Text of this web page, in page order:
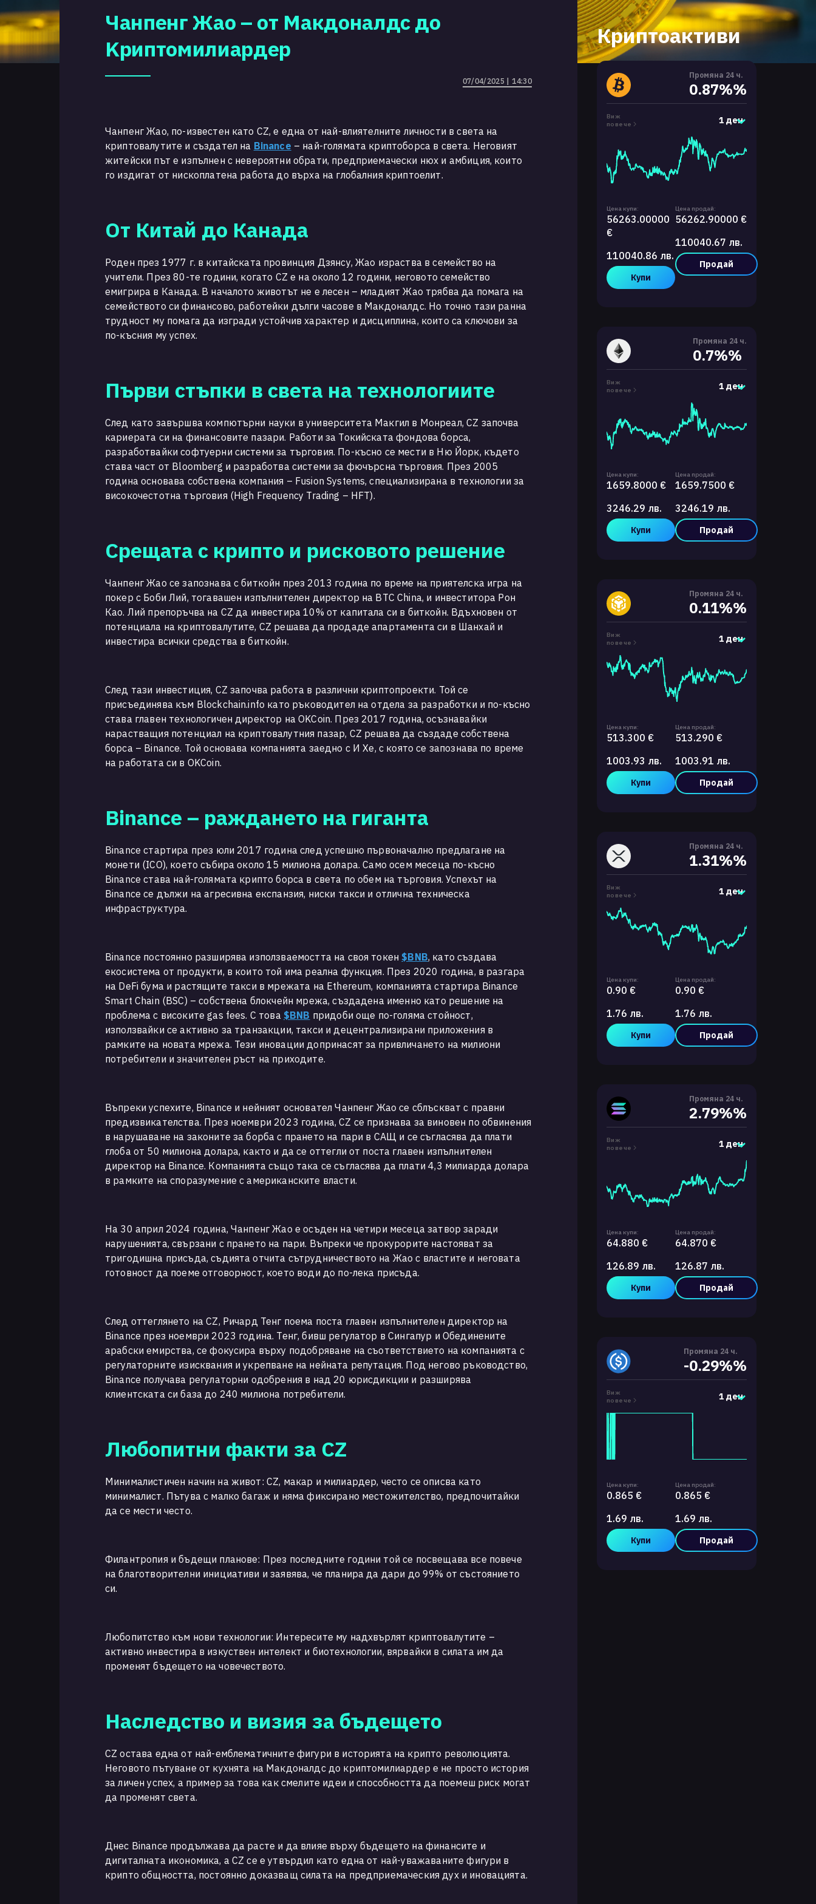
Чанпенг Жао – от Макдоналдс до
Kриптомилиардер
07/04/2025 | 14:30
Чанпенг Жао, по-известен като CZ, е една от най-влиятелните личности в света на
криптовалутите и създател на Binance – най-голямата криптоборса в света. Неговият
житейски път е изпълнен с невероятни обрати, предприемачески нюх и амбиция, които
го издигат от нископлатена работа до върха на глобалния криптоелит.
От Китай до Канада
Роден през 1977 г. в китайската провинция Дзянсу, Жао израства в семейство на
учители. През 80-те години, когато CZ е на около 12 години, неговото семейство
емигрира в Канада. В началото животът не е лесен – младият Жао трябва да помага на
семейството си финансово, работейки дълги часове в Макдоналдс. Но точно тази ранна
трудност му помага да изгради устойчив характер и дисциплина, които са ключови за
по-късния му успех.
Първи стъпки в света на технологиите
След като завършва компютърни науки в университета Макгил в Монреал, CZ започва
кариерата си на финансовите пазари. Работи за Токийската фондова борса,
разработвайки софтуерни системи за търговия. По-късно се мести в Ню Йорк, където
става част от Bloomberg и разработва системи за фючърсна търговия. През 2005
година основава собствена компания – Fusion Systems, специализирана в технологии за
високочестотна търговия (High Frequency Trading – HFT).
Срещата с крипто и рисковото решение
Чанпенг Жао се запознава с биткойн през 2013 година по време на приятелска игра на
покер с Боби Лий, тогавашен изпълнителен директор на BTC China, и инвеститора Рон
Као. Лий препоръчва на CZ да инвестира 10% от капитала си в биткойн. Вдъхновен от
потенциала на криптовалутите, CZ решава да продаде апартамента си в Шанхай и
инвестира всички средства в биткойн. ​
След тази инвестиция, CZ започва работа в различни криптопроекти. Той се
присъединява към Blockchain.info като ръководител на отдела за разработки и по-късно
става главен технологичен директор на OKCoin. През 2017 година, осъзнавайки
нарастващия потенциал на криптовалутния пазар, CZ решава да създаде собствена
борса – Binance. Той основава компанията заедно с И Хе, с която се запознава по време
на работата си в OKCoin.
Binance – раждането на гиганта
Binance стартира през юли 2017 година след успешно първоначално предлагане на
монети (ICO), което събира около 15 милиона долара. Само осем месеца по-късно
Binance става най-голямата крипто борса в света по обем на търговия. Успехът на
Binance се дължи на агресивна експанзия, ниски такси и отлична техническа
инфраструктура.
Binance постоянно разширява използваемостта на своя токен $BNB, като създава
екосистема от продукти, в които той има реална функция. През 2020 година, в разгара
на DeFi бума и растящите такси в мрежата на Ethereum, компанията стартира Binance
Smart Chain (BSC) – собствена блокчейн мрежа, създадена именно като решение на
проблема с високите gas fees. С това $BNB придоби още по-голяма стойност,
използвайки се активно за транзакции, такси и децентрализирани приложения в
рамките на новата мрежа. Тези иновации допринасят за привличането на милиони
потребители и значителен ръст на приходите.​
Въпреки успехите, Binance и нейният основател Чанпенг Жао се сблъскват с правни
предизвикателства. През ноември 2023 година, CZ се признава за виновен по обвинения
в нарушаване на законите за борба с прането на пари в САЩ и се съгласява да плати
глоба от 50 милиона долара, както и да се оттегли от поста главен изпълнителен
директор на Binance. Компанията също така се съгласява да плати 4,3 милиарда долара
в рамките на споразумение с американските власти.​
На 30 април 2024 година, Чанпенг Жао е осъден на четири месеца затвор заради
нарушенията, свързани с прането на пари. Въпреки че прокурорите настояват за
тригодишна присъда, съдията отчита сътрудничеството на Жао с властите и неговата
готовност да поеме отговорност, което води до по-лека присъда.​
След оттеглянето на CZ, Ричард Тенг поема поста главен изпълнителен директор на
Binance през ноември 2023 година. Тенг, бивш регулатор в Сингапур и Обединените
арабски емирства, се фокусира върху подобряване на съответствието на компанията с
регулаторните изисквания и укрепване на нейната репутация. Под негово ръководство,
Binance получава регулаторни одобрения в над 20 юрисдикции и разширява
клиентската си база до 240 милиона потребители.
Любопитни факти за CZ
Минималистичен начин на живот: CZ, макар и милиардер, често се описва като
минималист. Пътува с малко багаж и няма фиксирано местожителство, предпочитайки
да се мести често.
Филантропия и бъдещи планове: През последните години той се посвещава все повече
на благотворителни инициативи и заявява, че планира да дари до 99% от състоянието
си.
Любопитство към нови технологии: Интересите му надхвърлят криптовалутите –
активно инвестира в изкуствен интелект и биотехнологии, вярвайки в силата им да
променят бъдещето на човечеството.
Наследство и визия за бъдещето
CZ остава една от най-емблематичните фигури в историята на крипто революцията.
Неговото пътуване от кухнята на Макдоналдс до криптомилиардер е не просто история
за личен успех, а пример за това как смелите идеи и способността да поемеш риск могат
да променят света.
Днес Binance продължава да расте и да влияе върху бъдещето на финансите и
дигиталната икономика, а CZ се е утвърдил като една от най-уважаваните фигури в
крипто общността, постоянно доказващ силата на предприемаческия дух и иновацията.
Криптоактиви
Промяна 24 ч.
0.87%%
Виж
повече
1 ден
Цена купи:
56263.00000
€
110040.86 лв.
Купи
Цена продай:
56262.90000 €
110040.67 лв.
Продай
Промяна 24 ч.
0.7%%
Виж
повече
1 ден
Цена купи:
1659.8000 €
3246.29 лв.
Купи
Цена продай:
1659.7500 €
3246.19 лв.
Продай
Промяна 24 ч.
0.11%%
Виж
повече
1 ден
Цена купи:
513.300 €
1003.93 лв.
Купи
Цена продай:
513.290 €
1003.91 лв.
Продай
Промяна 24 ч.
1.31%%
Виж
повече
1 ден
Цена купи:
0.90 €
1.76 лв.
Купи
Цена продай:
0.90 €
1.76 лв.
Продай
Промяна 24 ч.
2.79%%
Виж
повече
1 ден
Цена купи:
64.880 €
126.89 лв.
Купи
Цена продай:
64.870 €
126.87 лв.
Продай
Промяна 24 ч.
-0.29%%
Виж
повече
1 ден
Цена купи:
0.865 €
1.69 лв.
Купи
Цена продай:
0.865 €
1.69 лв.
Продай